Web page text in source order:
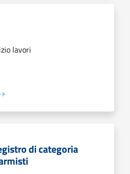
lavori
di categoria